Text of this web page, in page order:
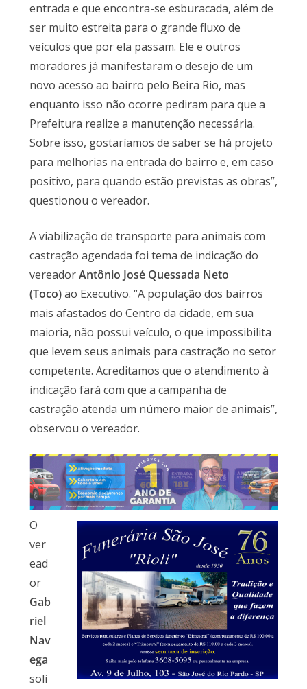
entrada e que encontra-se esburacada, além de
ser muito estreita para o grande fluxo de
veículos que por ela passam. Ele e outros
moradores já manifestaram o desejo de um
novo acesso ao bairro pelo Beira Rio, mas
enquanto isso não ocorre pediram para que a
Prefeitura realize a manutenção necessária.
Sobre isso, gostaríamos de saber se há projeto
para melhorias na entrada do bairro e, em caso
positivo, para quando estão previstas as obras”,
questionou o vereador.
A viabilização de transporte para animais com
castração agendada foi tema de indicação do
vereadorAntônio José Quessada Neto
(Toco)ao Executivo. “A população dos bairros
mais afastados do Centro da cidade, em sua
maioria, não possui veículo, o que impossibilita
que levem seus animais para castração no setor
competente. Acreditamos que o atendimento à
indicação fará com que a campanha de
castração atenda um número maior de animais”,
observou o vereador.
O
ver
ead
or
Gab
riel
Nav
ega
soli